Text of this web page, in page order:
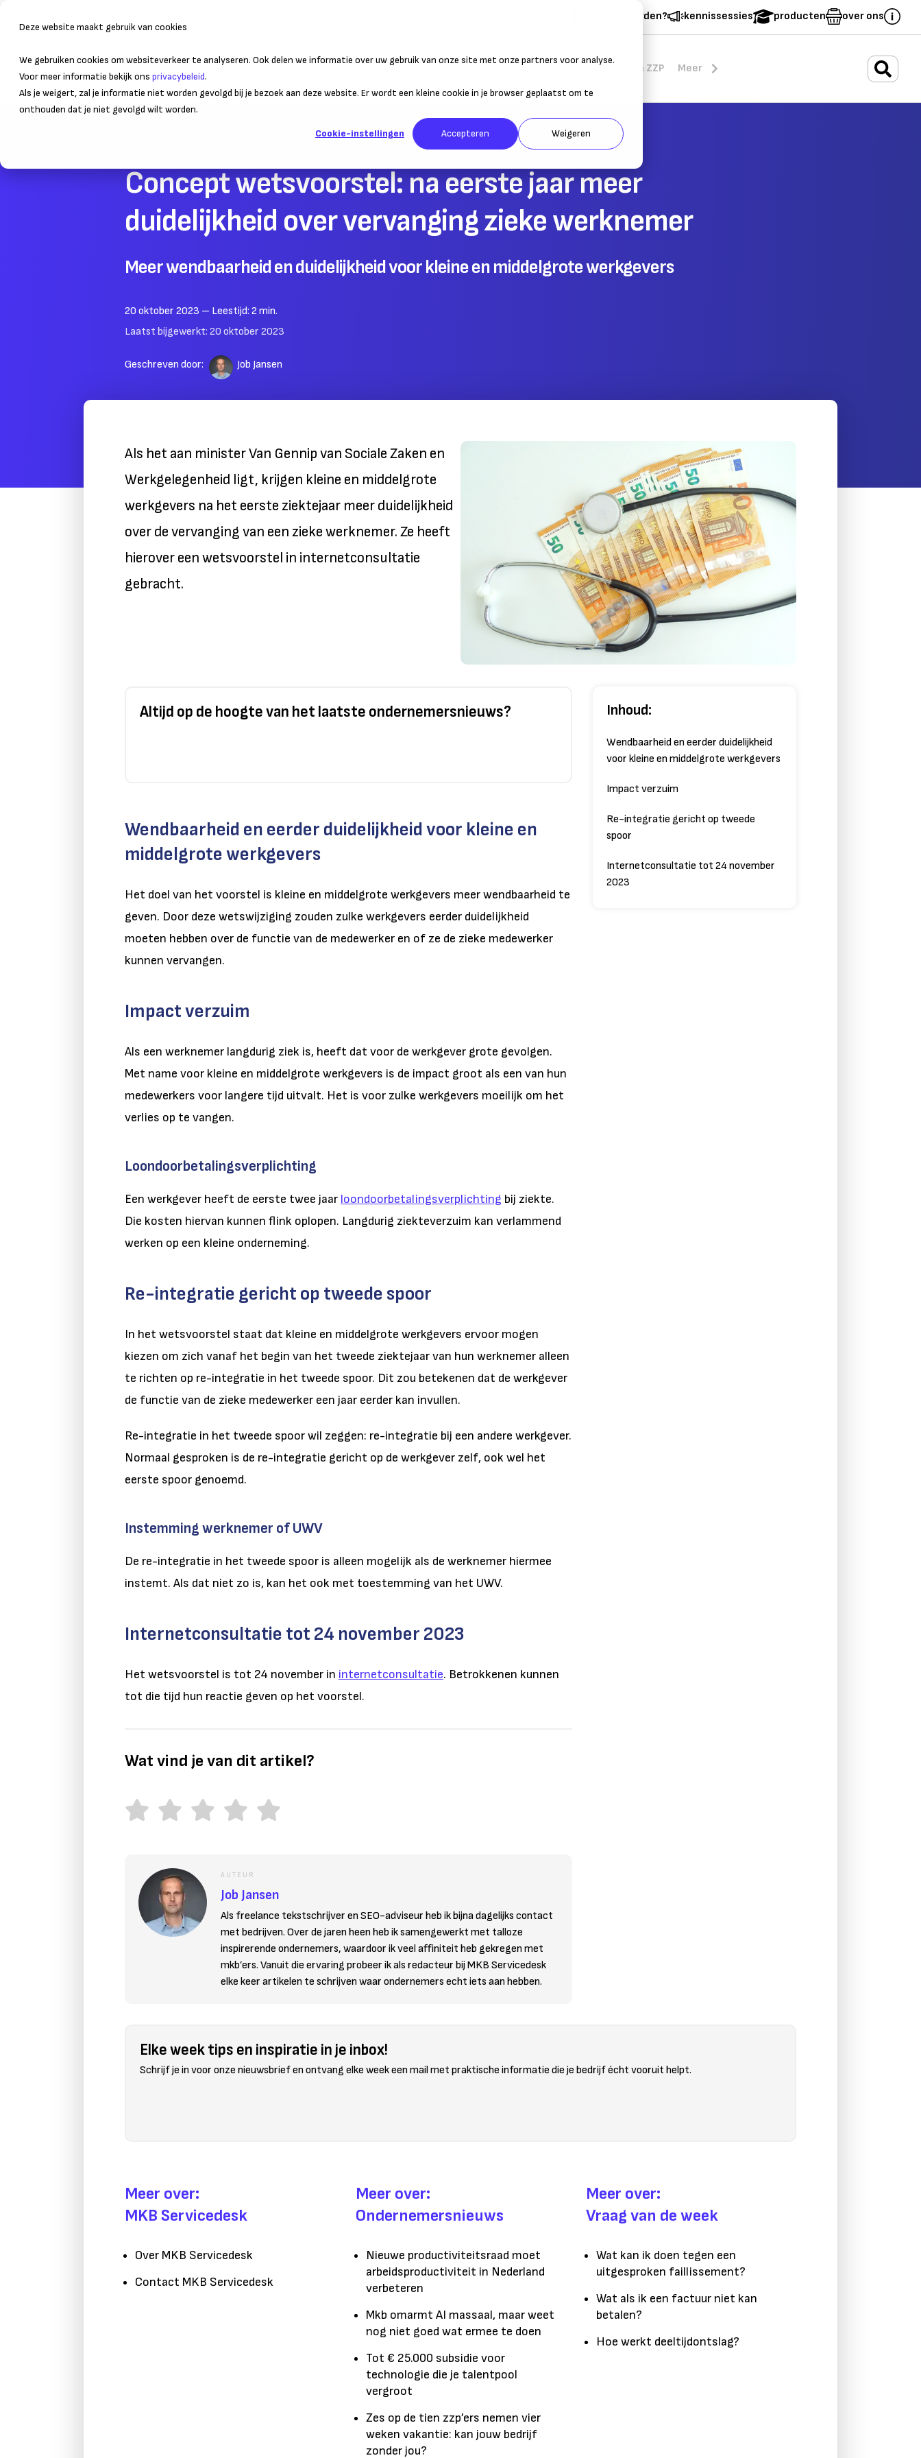
Deze website maakt gebruik van cookies
We gebruiken cookies om websiteverkeer te analyseren. Ook delen we informatie over uw gebruik van onze site met onze partners voor analyse.
Voor meer informatie bekijk ons privacybeleid.
Als je weigert, zal je informatie niet worden gevolgd bij je bezoek aan deze website. Er wordt een kleine cookie in je browser geplaatst om te
onthouden dat je niet gevolgd wilt worden.
Cookie-instellingen Accepteren Weigeren
partner worden? kennissessies producten over ons
Bedrijfsvoering Duurzaam ondernemen Starten & ZZP Meer
Concept wetsvoorstel: na eerste jaar meer
duidelijkheid over vervanging zieke werknemer
Meer wendbaarheid en duidelijkheid voor kleine en middelgrote werkgevers
20 oktober 2023 – Leestijd: 2min.
Laatst bijgewerkt: 20 oktober 2023
Geschreven door: Job Jansen
Als het aan minister Van Gennip van Sociale Zaken en
Werkgelegenheid ligt, krijgen kleine en middelgrote
werkgevers na het eerste ziektejaar meer duidelijkheid
over de vervanging van een zieke werknemer. Ze heeft
hierover een wetsvoorstel in internetconsultatie
gebracht.
Altijd op de hoogte van het laatste ondernemersnieuws?
Wendbaarheid en eerder duidelijkheid voor kleine en
middelgrote werkgevers
Het doel van het voorstel is kleine en middelgrote werkgevers meer wendbaarheid te
geven. Door deze wetswijziging zouden zulke werkgevers eerder duidelijkheid
moeten hebben over de functie van de medewerker en of ze de zieke medewerker
kunnen vervangen.
Impact verzuim
Als een werknemer langdurig ziek is, heeft dat voor de werkgever grote gevolgen.
Met name voor kleine en middelgrote werkgevers is de impact groot als een van hun
medewerkers voor langere tijd uitvalt. Het is voor zulke werkgevers moeilijk om het
verlies op te vangen.
Loondoorbetalingsverplichting
Een werkgever heeft de eerste twee jaar loondoorbetalingsverplichting bij ziekte.
Die kosten hiervan kunnen flink oplopen. Langdurig ziekteverzuim kan verlammend
werken op een kleine onderneming.
Re-integratie gericht op tweede spoor
In het wetsvoorstel staat dat kleine en middelgrote werkgevers ervoor mogen
kiezen om zich vanaf het begin van het tweede ziektejaar van hun werknemer alleen
te richten op re-integratie in het tweede spoor. Dit zou betekenen dat de werkgever
de functie van de zieke medewerker een jaar eerder kan invullen.
Re-integratie in het tweede spoor wil zeggen: re-integratie bij een andere werkgever.
Normaal gesproken is de re-integratie gericht op de werkgever zelf, ook wel het
eerste spoor genoemd.
Instemming werknemer of UWV
De re-integratie in het tweede spoor is alleen mogelijk als de werknemer hiermee
instemt. Als dat niet zo is, kan het ook met toestemming van het UWV.
Internetconsultatie tot 24 november 2023
Het wetsvoorstel is tot 24 november in internetconsultatie. Betrokkenen kunnen
tot die tijd hun reactie geven op het voorstel.
Wat vind je van dit artikel?
AUTEUR
Job Jansen
Als freelance tekstschrijver en SEO-adviseur heb ik bijna dagelijks contact
met bedrijven. Over de jaren heen heb ik samengewerkt met talloze
inspirerende ondernemers, waardoor ik veel affiniteit heb gekregen met
mkb’ers. Vanuit die ervaring probeer ik als redacteur bij MKB Servicedesk
elke keer artikelen te schrijven waar ondernemers echt iets aan hebben.
Inhoud:
Wendbaarheid en eerder duidelijkheid
voor kleine en middelgrote werkgevers
Impact verzuim
Re-integratie gericht op tweede
spoor
Internetconsultatie tot 24 november
2023
Elke week tips en inspiratie in je inbox!
Schrijf je in voor onze nieuwsbrief en ontvang elke week een mail met praktische informatie die je bedrijf écht vooruit helpt.
Meer over:
MKB Servicedesk
Over MKB Servicedesk
Contact MKB Servicedesk
Meer over:
Ondernemersnieuws
Nieuwe productiviteitsraad moet
arbeidsproductiviteit in Nederland
verbeteren
Mkb omarmt AI massaal, maar weet
nog niet goed wat ermee te doen
Tot € 25.000 subsidie voor
technologie die je talentpool
vergroot
Zes op de tien zzp’ers nemen vier
weken vakantie: kan jouw bedrijf
zonder jou?
Meer over:
Vraag van de week
Wat kan ik doen tegen een
uitgesproken faillissement?
Wat als ik een factuur niet kan
betalen?
Hoe werkt deeltijdontslag?